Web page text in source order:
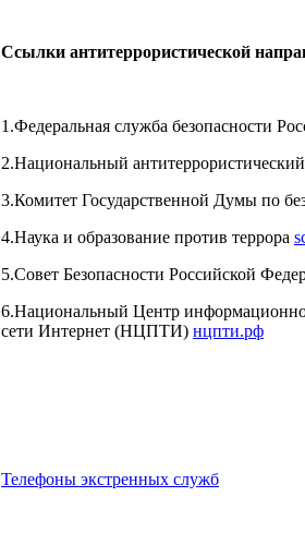
Ссылки антитеррористической
1.Федеральная служба безопасности
2.Национальный
3.Комитет Государственной Думы по
4.Наука и образование против террора
5.Совет Безопасности Российской
6.Национальный Центр
сети Интернет (НЦПТИ) нцпти.рф
Телефоны экстренных служб